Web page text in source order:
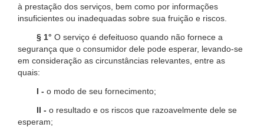
à prestação dos serviços, bem como por informações
insuficientes ou inadequadas sobre sua fruição e riscos.
§ 1° O serviço é defeituoso quando não fornece a
segurança que o consumidor dele pode esperar, levando-se
em consideração as circunstâncias relevantes, entre as
quais:
I - o modo de seu fornecimento;
II - o resultado e os riscos que razoavelmente dele se
esperam;